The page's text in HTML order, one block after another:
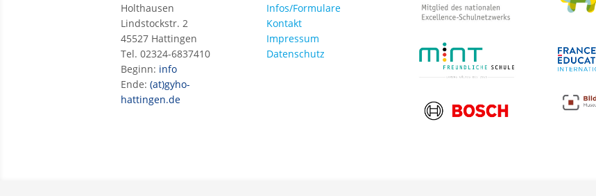
Holthausen
Lindstockstr. 2
45527 Hattingen
Tel. 02324-6837410
Beginn: info
Ende:(at)gyho-
hattingen.de
Infos/Formulare
Kontakt
Impressum
Datenschutz